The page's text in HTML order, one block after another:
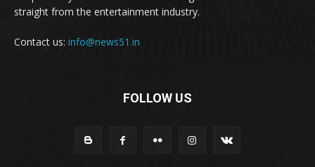
straight from the entertainment industry.
Contact us: info@news51.in
FOLLOW US